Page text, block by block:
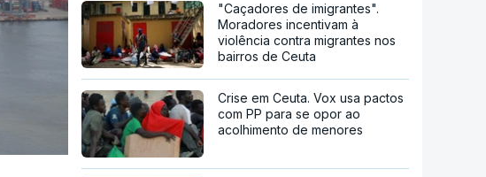
"Caçadores de imigrantes".
Moradores incentivam à
violência contra migrantes nos
bairros de Ceuta
Crise em Ceuta. Vox usa pactos
com PP para se opor ao
acolhimento de menores